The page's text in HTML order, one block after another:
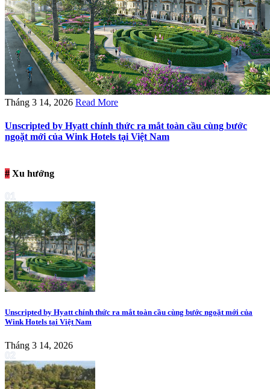
Tháng 3 14, 2026 Read More
Unscripted by Hyatt chính thức ra mắt toàn cầu cùng bước
ngoặt mới của Wink Hotels tại Việt Nam
# Xu hướng
01
Unscripted by Hyatt chính thức ra mắt toàn cầu cùng bước ngoặt mới của
Wink Hotels tại Việt Nam
Tháng 3 14, 2026
02